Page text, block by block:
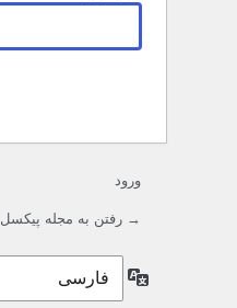
ورود
→ رفتن به مجله پیکسل
زبان